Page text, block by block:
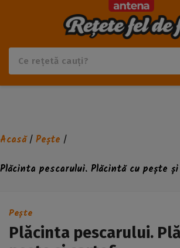
Acasă/ Pește /
Plăcinta pescarului. Plăcintă cu pește
Pește
Plăcinta pescarului.